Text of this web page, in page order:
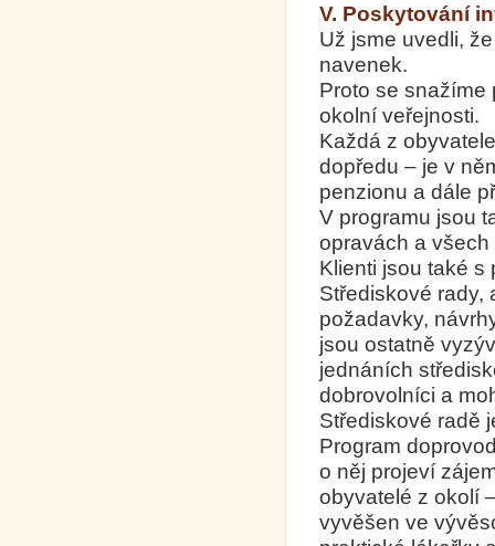
V. Poskytování
Už jsme uvedli,
navenek.
Proto se snažíme
okolní veřejnosti.
Každá z
dopředu – je v
penzionu a dále
V programu jsou
opravách a
Klienti jsou také s
Střediskové rady,
požadavky,
jsou ostatně
jednáních
dobrovolníci a
Střediskové radě
Program
o něj projeví
obyvatelé z okolí
vyvěšen ve